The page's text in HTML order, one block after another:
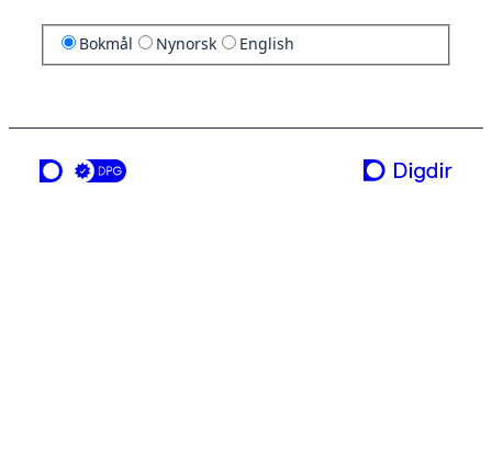
Bokmål Nynorsk English